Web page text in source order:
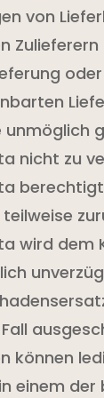
von
unmöglich
nicht zu
wird dem
können
einem der